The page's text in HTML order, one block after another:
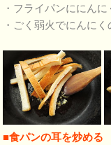
・フライパンににん
・ごく弱火でにんに
■食パンの耳を炒める